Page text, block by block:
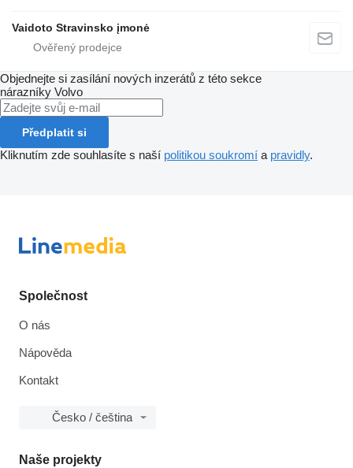
Vaidoto Stravinsko įmonė
Objednejte si zasílání nových inzerátů z této sekce
nárazníky Volvo
Předplatit si
Kliknutím zde souhlasíte s naší politikou soukromí a pravidly.
Společnost
O nás
Nápověda
Kontakt
Česko / čeština
Naše projekty